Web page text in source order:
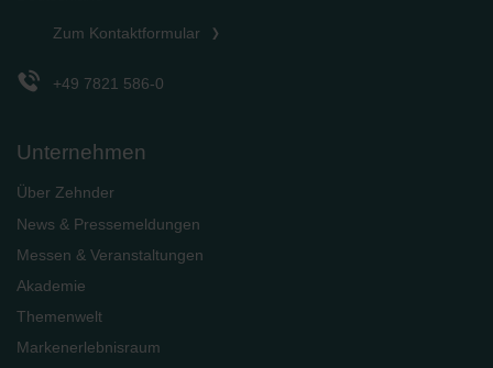
Zum Kontaktformular
+49 7821 586-0
Unternehmen
Über Zehnder
News & Pressemeldungen
Messen & Veranstaltungen
Akademie
Themenwelt
Markenerlebnisraum